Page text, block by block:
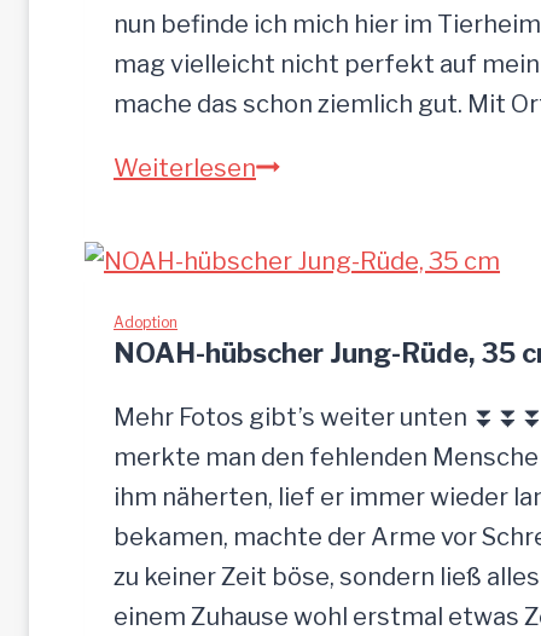
nun befinde ich mich hier im
mag vielleicht nicht perfekt auf
mache das schon ziemlich gut. Mit
WeiterlesenS
n
–
G
n
a
d
e
n
Adoption
NOAH-hübscher Jung-Rüde, 35
Mehr Fotos gibt’s weiter unten
merkte man den fehlenden
ihm näherten, lief er immer wieder
bekamen, machte der Arme vor
zu keiner Zeit böse, sondern ließ
einem Zuhause wohl erstmal etwas